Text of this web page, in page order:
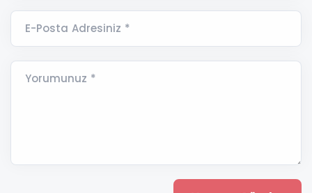
E-Posta Adresiniz *
Yorumunuz *